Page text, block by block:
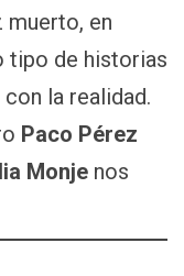
muerto, en
tipo de historias
la realidad.
Paco Pérez
Monje nos